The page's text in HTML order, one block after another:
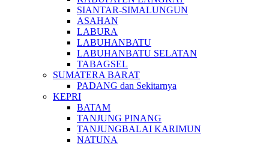
SIANTAR-SIMALUNGUN
ASAHAN
LABURA
LABUHANBATU
LABUHANBATU SELATAN
TABAGSEL
SUMATERA BARAT
PADANG dan Sekitarnya
KEPRI
BATAM
TANJUNG PINANG
TANJUNGBALAI KARIMUN
NATUNA